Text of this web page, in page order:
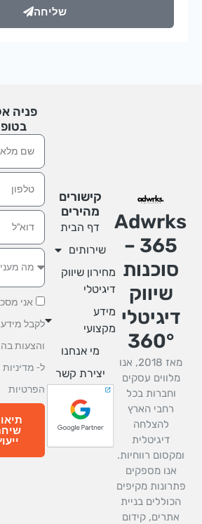
שליחה
365 –
סוכנות
שיווק
דיגיטלי
360°
מאז 2018, אנו
מלווים עסקים
וחברות בכל
רחבי הארץ
להצלחה
דיגיטלית
רווחיות.
אנו מספקים
מקיפים
בניית
אתרים, קידום
פניה אלינו
בטופס
טלפון
אימייל
אני מסכים/ה
לקבל מידע
והצעות בהתאם
ל- מדיניות
הפרטיות
תיאום
שיחת
ייעוץ
קישורים
מהירים
דף הבית
שירותים
מחירון שיווק
דיגיטלי
מידע
מקצועי
מי אנחנו
יצירת קשר